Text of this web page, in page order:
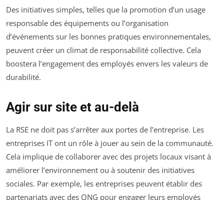
Des initiatives simples, telles que la promotion d’un usage
responsable des équipements ou l’organisation
d’événements sur les bonnes pratiques environnementales,
peuvent créer un climat de responsabilité collective. Cela
boostera l’engagement des employés envers les valeurs de
durabilité.
Agir sur site et au-delà
La RSE ne doit pas s’arrêter aux portes de l’entreprise. Les
entreprises IT ont un rôle à jouer au sein de la communauté.
Cela implique de collaborer avec des projets locaux visant à
améliorer l’environnement ou à soutenir des initiatives
sociales. Par exemple, les entreprises peuvent établir des
partenariats avec des ONG pour engager leurs employés